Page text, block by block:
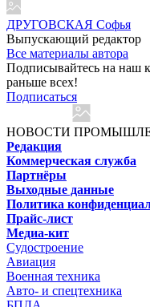
ДРУГОВСКАЯ Софья
Выпускающий редактор
Все материалы автора
Подписывайтесь на наш
раньше всех!
Подписаться
НОВОСТИ
Редакция
Коммерческая служба
Партнёры
Выходные данные
Политика
Прайс-лист
Медиа-кит
Судостроение
Авиация
Военная техника
Авто- и спецтехника